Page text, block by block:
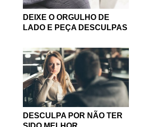
DEIXE O ORGULHO DE
LADO E PEÇA DESCULPAS
DESCULPA POR NÃO TER